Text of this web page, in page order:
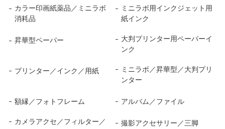
カラー印画紙薬品／ミニラボ
消耗品
ミニラボ用インクジェット用
紙インク
昇華型ペーパー
大判プリンター用ペーパーイ
ンク
プリンター／インク／用紙
ミニラボ／昇華型／大判プリ
ンター
額縁／フォトフレーム アルバム／ファイル
カメラアクセ／フィルター／
撮影アクセサリー／三脚